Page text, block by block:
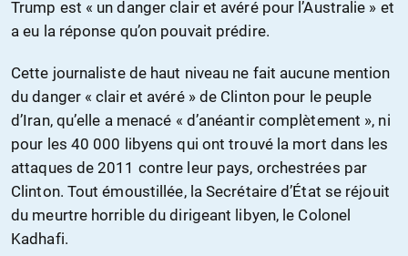
Trump est « un danger clair et avéré pour l’Australie » et
a eu la réponse qu’on pouvait prédire.
Cette journaliste de haut niveau ne fait aucune mention
du danger « clair et avéré » de Clinton pour le peuple
d’Iran, qu’elle a menacé « d’anéantir complètement », ni
pour les 40 000 libyens qui ont trouvé la mort dans les
attaques de 2011 contre leur pays, orchestrées par
Clinton. Tout émoustillée, la Secrétaire d’État se réjouit
du meurtre horrible du dirigeant libyen, le Colonel
Kadhafi.